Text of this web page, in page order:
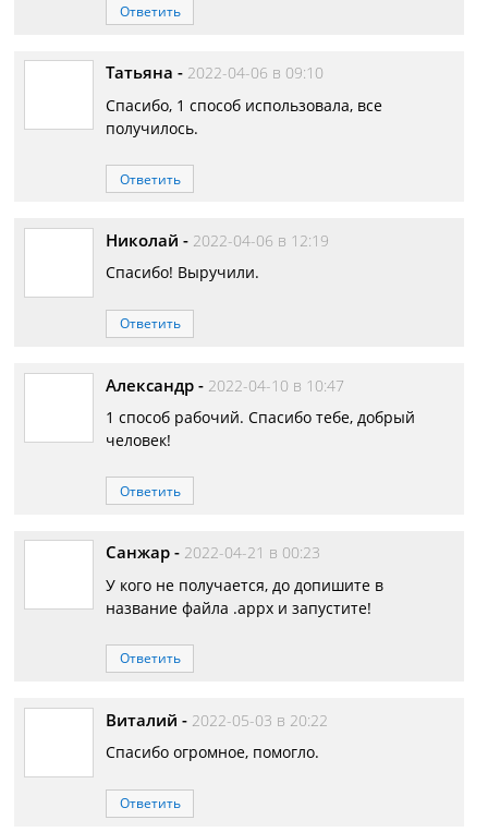
Ответить
Татьяна - 2022-04-06 в 09:10
Спасибо, 1 способ использовала, все
получилось.
Ответить
Николай - 2022-04-06 в 12:19
Спасибо! Выручили.
Ответить
Александр - 2022-04-10 в 10:47
1 способ рабочий. Спасибо тебе, добрый
человек!
Ответить
Санжар - 2022-04-21 в 00:23
У кого не получается, до допишите в
название файла .appx и запустите!
Ответить
Виталий - 2022-05-03 в 20:22
Спасибо огромное, помогло.
Ответить